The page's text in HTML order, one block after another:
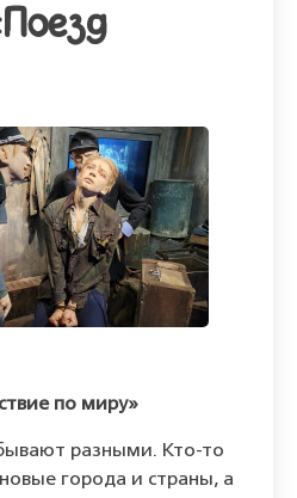
по миру»
разными. Кто-то
города и страны, а